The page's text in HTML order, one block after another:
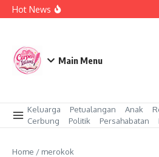
Skip to content
Hot News
Kasawari (18)
Main Menu
Keluarga Petualangan Anak
Cerbung
Politik Persahabatan
Home / merokok